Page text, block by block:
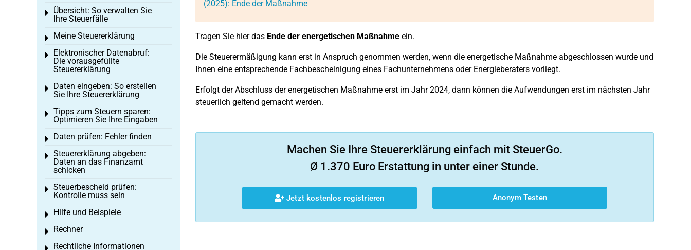
(2025): Ende der Maßnahme
Tragen Sie hier das Ende der energetischen Maßnahmeein.
Die Steuerermäßigung kann erst in Anspruch genommen werden, wenn die energetische Maßnahme abgeschlossen wurde und
Ihnen eine entsprechende Fachbescheinigung eines Fachunternehmens oder Energieberaters vorliegt.
Erfolgt der Abschluss der energetischen Maßnahme erst im Jahr 2024, dann können die Aufwendungen erst im nächsten Jahr
steuerlich geltend gemacht werden.
Machen Sie Ihre Steuererklärung einfach mit SteuerGo.
Ø 1.370 Euro Erstattung in unter einer Stunde.
Jetzt kostenlos registrieren Anonym Testen
Übersicht: So verwalten Sie
Ihre Steuerfälle
Toggle menu
Meine Steuererklärung
Toggle menu
Elektronischer Datenabruf:
Die vorausgefüllte
Steuererklärung
Toggle menu
Daten eingeben: So erstellen
Sie Ihre Steuererklärung
Toggle menu
Tipps zum Steuern sparen:
Optimieren Sie Ihre Eingaben
Toggle menu
Daten prüfen: Fehler finden
Toggle menu
Steuererklärung abgeben:
Daten an das Finanzamt
schicken
Toggle menu
Steuerbescheid prüfen:
Kontrolle muss sein
Toggle menu
Hilfe und Beispiele
Toggle menu
Rechner
Toggle menu
Rechtliche Informationen